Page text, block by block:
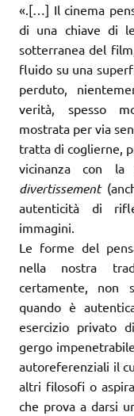
«.[…] Il cinema
di una chiave di
sotterranea del
fluido su una
perduto,
verità, spesso
mostrata per via
tratta di coglierne,
vicinanza con
divertissement
autenticità di
immagini.
Le forme del
nella nostra
certamente, non
quando è
esercizio privato
gergo
autoreferenziali il
altri filosofi o
che prova a darsi